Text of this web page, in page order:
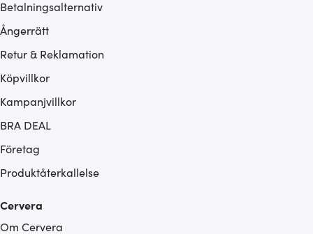
Betalningsalternativ
Ångerrätt
Retur & Reklamation
Köpvillkor
Kampanjvillkor
BRA DEAL
Företag
Produktåterkallelse
Cervera
Om Cervera